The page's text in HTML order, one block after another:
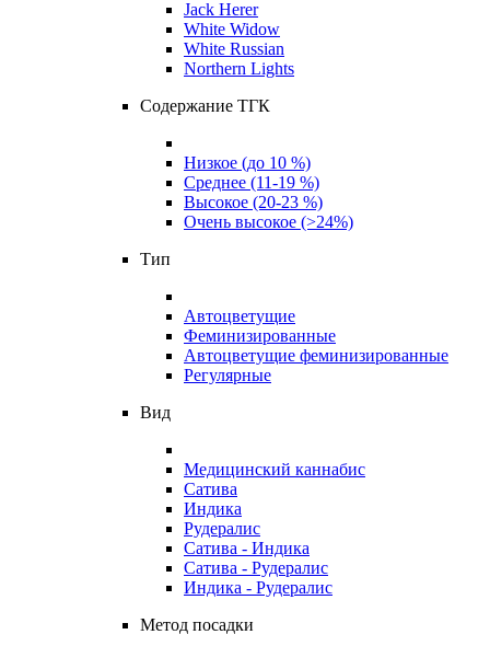
Jack Herer
White Widow
White Russian
Northern Lights
Содержание ТГК
Низкое (до 10 %)
Среднее (11-19 %)
Высокое (20-23 %)
Очень высокое (>24%)
Тип
Автоцветущие
Феминизированные
Автоцветущие феминизированные
Регулярные
Вид
Медицинский каннабис
Сатива
Индика
Рудералис
Сатива - Индика
Сатива - Рудералис
Индика - Рудералис
Метод посадки